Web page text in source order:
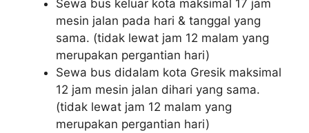
Sewa bus keluar kota maksimal 17 jam
mesin jalan pada hari & tanggal yang
sama. (tidak lewat jam 12 malam yang
merupakan pergantian hari)
Sewa bus didalam kota Gresik maksimal
12 jam mesin jalan dihari yang sama.
(tidak lewat jam 12 malam yang
merupakan pergantian hari)